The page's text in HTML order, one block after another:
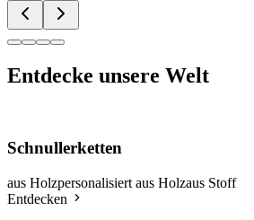
Entdecke unsere Welt
Schnullerketten
aus Holzpersonalisiert aus Holzaus Stoff
Entdecken